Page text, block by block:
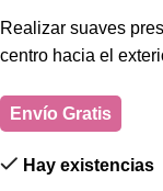
Realizar suaves
centro hacia el
Envío Gratis
Hay existencias